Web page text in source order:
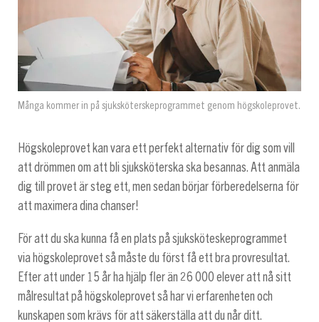
Många kommer in på sjuksköterskeprogrammet genom högskoleprovet.
Högskoleprovet kan vara ett perfekt alternativ för dig som vill
att drömmen om att bli sjuksköterska ska besannas. Att anmäla
dig till provet är steg ett, men sedan börjar förberedelserna för
att maximera dina chanser!
För att du ska kunna få en plats på sjuksköteskeprogrammet
via högskoleprovet så måste du först få ett bra provresultat.
Efter att under 15 år ha hjälp fler än 26 000 elever att nå sitt
målresultat på högskoleprovet så har vi erfarenheten och
kunskapen som krävs för att säkerställa att du når ditt.